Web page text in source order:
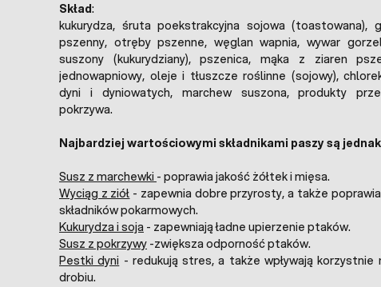
Skład:
kukurydza, śruta poekstrakcyjna sojowa (toastowana),
pszenny, otręby pszenne, węglan wapnia, wywar
suszony (kukurydziany), pszenica, mąka z ziaren
jednowapniowy, oleje i tłuszcze roślinne (sojowy),
dyni i dyniowatych, marchew suszona, produkty
pokrzywa.
Najbardziej wartościowymi składnikami paszy są
Susz z marchewki - poprawia jakość żółtek i mięsa.
Wyciąg z ziół - zapewnia dobre przyrosty, a także poprawia
składników pokarmowych.
Kukurydza i soja - zapewniają ładne upierzenie ptaków.
Susz z pokrzywy -zwiększa odporność ptaków.
Pestki dyni - redukują stres, a także wpływają korzystnie
drobiu.